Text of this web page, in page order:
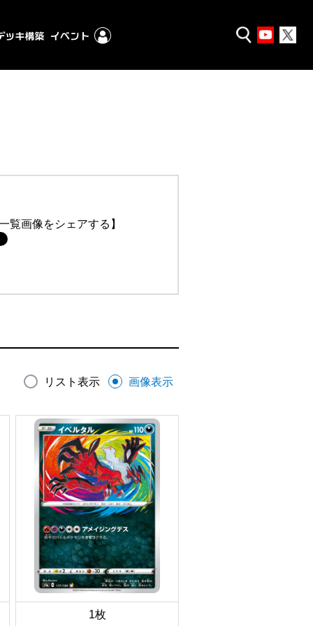
覧画像をシェアする】
リスト表示 画像表示
1枚